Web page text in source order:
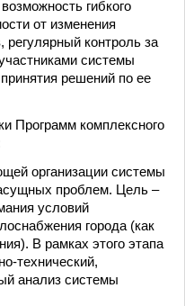
гибкого
от изменения
регулярный контроль за
системы
решений по ее
Программ комплексного
организации системы
проблем. Цель –
условий
города (как
В рамках этого этапа
технический,
анализ системы